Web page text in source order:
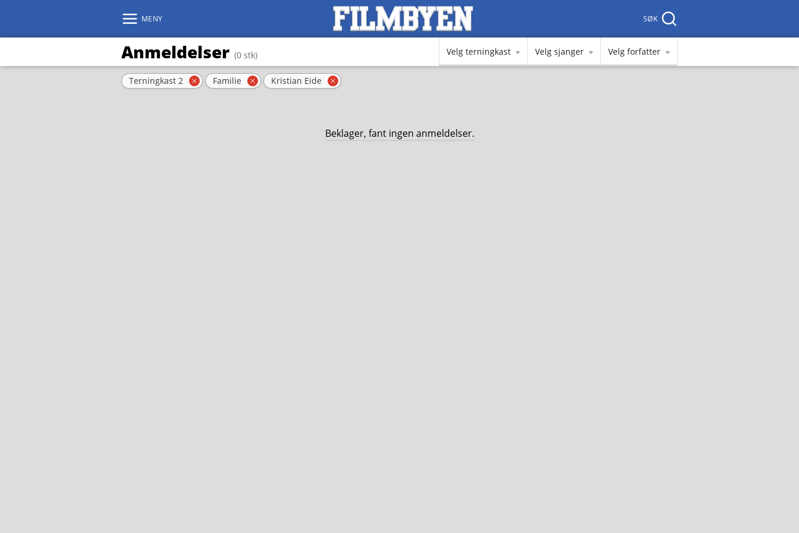
MENY SØK
Anmeldelser (0 stk) Velg terningkast Velg sjanger Velg forfatter
Aktive filter
Terningkast 2 Fjern filter
Familie Fjern filter
Kristian Eide Fjern filter
Beklager, fant ingen anmeldelser.